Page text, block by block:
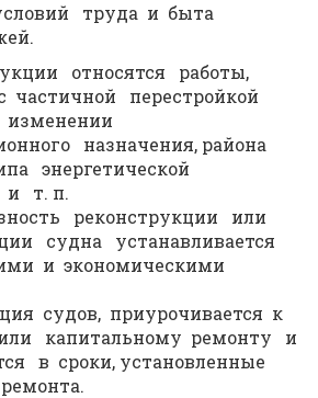
труда и быта
относятся работы,
частичной перестройкой
изменении
назначения, района
энергетической
и т. п.
реконструкции или
судна устанавливается
и экономическими
судов, приурочивается к
капитальному ремонту и
в сроки, установленные